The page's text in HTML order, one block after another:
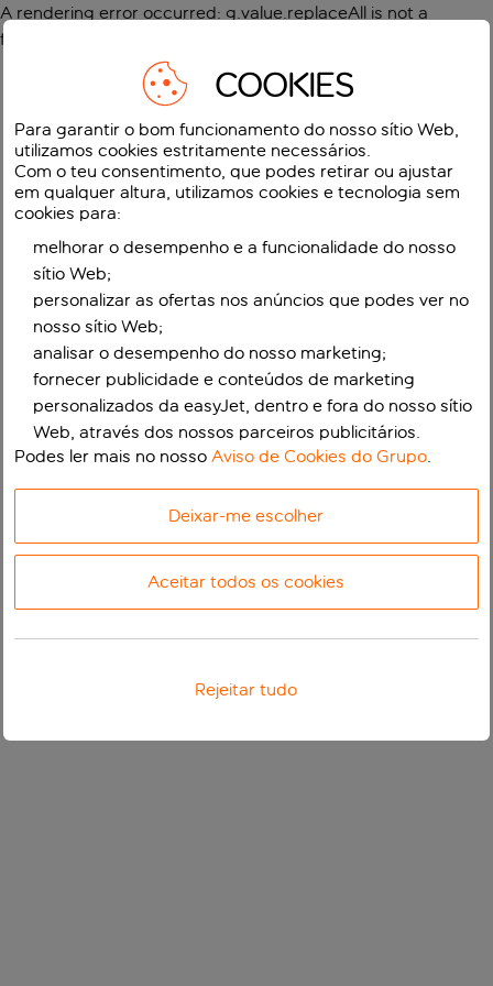
A rendering error occurred: g.value.replaceAll is not a
function
COOKIES
Para garantir o bom funcionamento do nosso sítio Web,
utilizamos cookies estritamente necessários.
Com o teu consentimento, que podes retirar ou ajustar
em qualquer altura, utilizamos cookies e tecnologia sem
cookies para:
melhorar o desempenho e a funcionalidade do nosso
sítio Web;
personalizar as ofertas nos anúncios que podes ver no
nosso sítio Web;
analisar o desempenho do nosso marketing;
fornecer publicidade e conteúdos de marketing
personalizados da easyJet, dentro e fora do nosso sítio
Web, através dos nossos parceiros publicitários.
Podes ler mais no nossoAviso de Cookies do Grupo.
Deixar-me escolher
Aceitar todos os cookies
Rejeitar tudo